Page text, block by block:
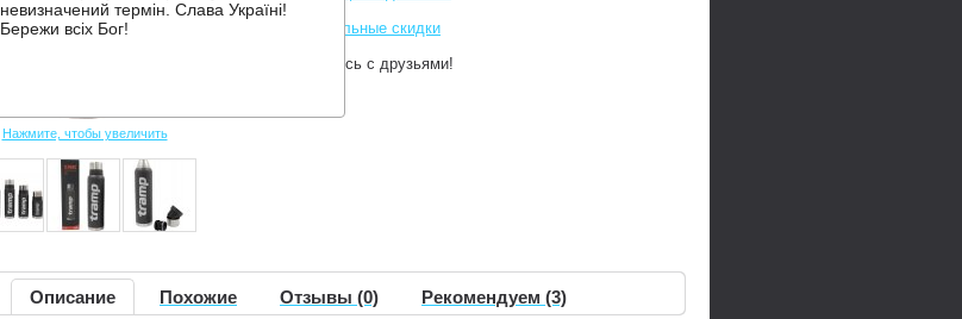
Нажмите, чтобы увеличить
Накопительные скидки
Поделитесь с друзьями!
Описание Похожие Отзывы (0) Рекомендуем (3)
невизначений термін. Слава Україні!
Бережи всіх Бог!